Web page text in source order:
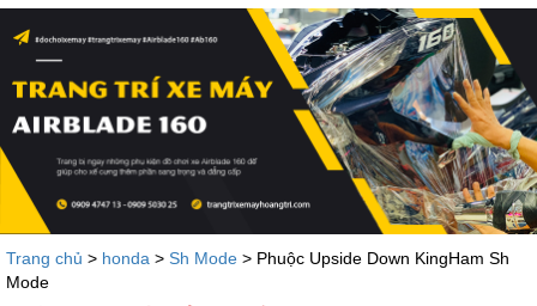
Trang chủ > honda > Sh Mode > Phuộc Upside Down KingHam Sh
Mode